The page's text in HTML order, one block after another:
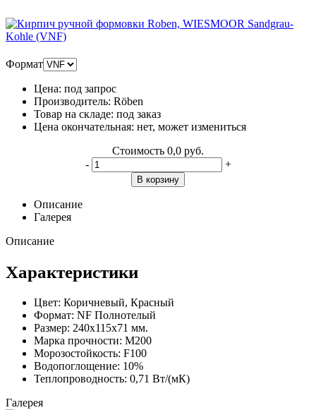
Формат
Цена: под запрос
Производитель: Röben
Товар на складе: под заказ
Цена окончательная: нет, может измениться
Стоимость 0,0 руб.
-
+
В корзину
Описание
Галерея
Описание
Характеристики
Цвет: Коричневый, Красный
Формат: NF Полнотелый
Размер: 240x115x71 мм.
Марка прочности: М200
Морозостойкость: F100
Водопоглощение: 10%
Теплопроводность: 0,71 Вт/(мК)
Галерея